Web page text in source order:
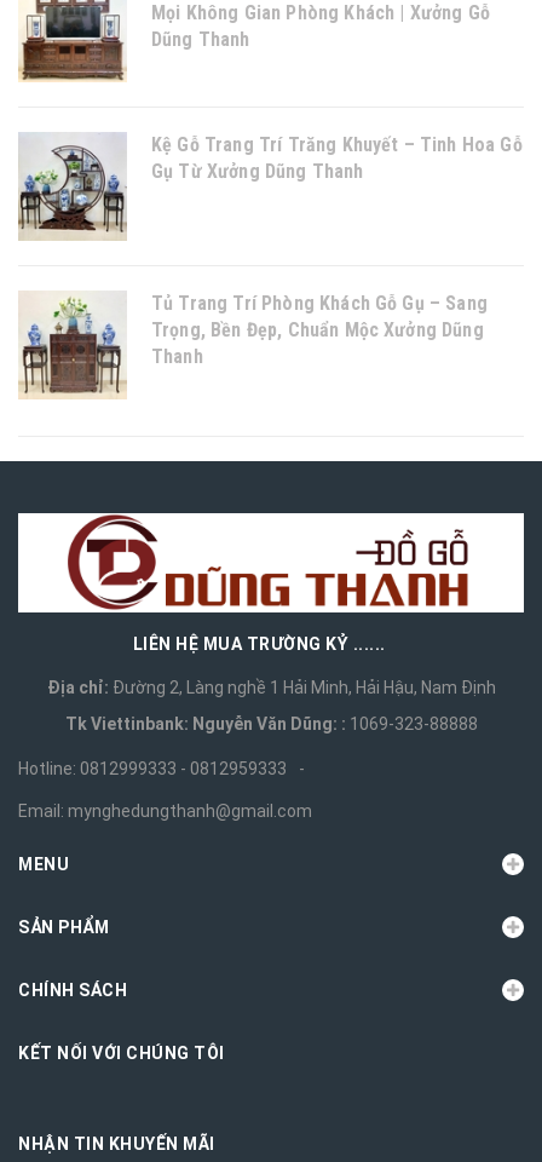
Mọi Không Gian Phòng Khách | Xưởng Gỗ
Dũng Thanh
Kệ Gỗ Trang Trí Trăng Khuyết – Tinh Hoa Gỗ
Gụ Từ Xưởng Dũng Thanh
Tủ Trang Trí Phòng Khách Gỗ Gụ – Sang
Trọng, Bền Đẹp, Chuẩn Mộc Xưởng Dũng
Thanh
LIÊN HỆ MUA TRƯỜNG KỶ ......
Địa chỉ: Đường 2, Làng nghề 1 Hải Minh, Hải Hậu, Nam Định
Tk Viettinbank: Nguyễn Văn Dũng: : 1069-323-88888
Hotline: 0812999333 - 0812959333 -
Email: mynghedungthanh@gmail.com
MENU
SẢN PHẨM
CHÍNH SÁCH
KẾT NỐI VỚI CHÚNG TÔI
NHẬN TIN KHUYẾN MÃI